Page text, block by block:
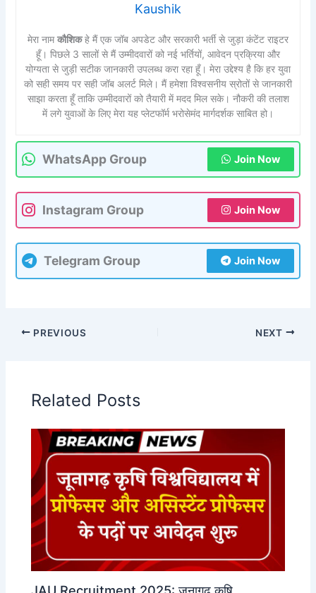
Kaushik
मेरा नामकौशिकहे मैं एक जॉब अपडेट और सरकारी भर्ती से जुड़ा कंटेंट राइटर
हूँ। पिछले 3 सालों से मैं उम्मीदवारों को नई भर्तियों, आवेदन प्रक्रिया और
योग्यता से जुड़ी सटीक जानकारी उपलब्ध करा रहा हूँ। मेरा उद्देश्य है कि हर युवा
को सही समय पर सही जॉब अलर्ट मिले। मैं हमेशा विश्वसनीय स्रोतों से जानकारी
साझा करता हूँ ताकि उम्मीदवारों को तैयारी में मदद मिल सके। नौकरी की तलाश
में लगे युवाओं के लिए मेरा यह प्लेटफॉर्म भरोसेमंद मार्गदर्शक साबित हो।
WhatsApp Group Join Now
Instagram Group Join Now
Telegram Group Join Now
PREVIOUS NEXT
Related Posts